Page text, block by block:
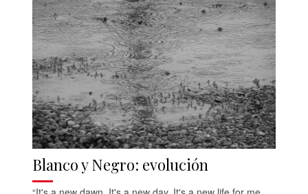
Blanco y Negro: evolución